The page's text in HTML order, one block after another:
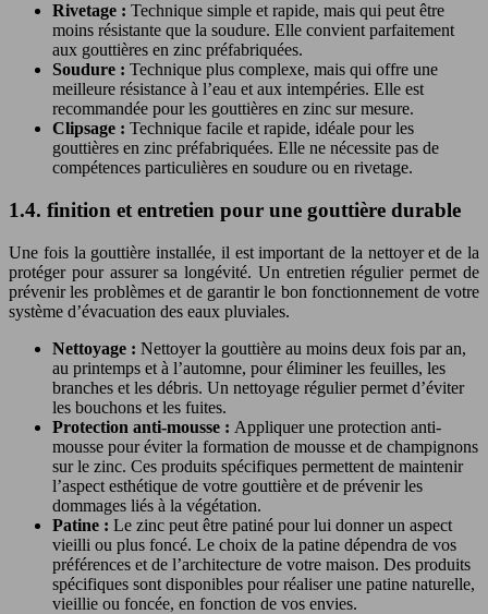
Rivetage : Technique simple et rapide, mais qui peut être
moins résistante que la soudure. Elle convient parfaitement
aux gouttières en zinc préfabriquées.
Soudure : Technique plus complexe, mais qui offre une
meilleure résistance à l’eau et aux intempéries. Elle est
recommandée pour les gouttières en zinc sur mesure.
Clipsage : Technique facile et rapide, idéale pour les
gouttières en zinc préfabriquées. Elle ne nécessite pas de
compétences particulières en soudure ou en rivetage.
1.4. finition et entretien pour une gouttière durable
Une fois la gouttière installée, il est important de la nettoyer et de la
protéger pour assurer sa longévité. Un entretien régulier permet de
prévenir les problèmes et de garantir le bon fonctionnement de votre
système d’évacuation des eaux pluviales.
Nettoyage : Nettoyer la gouttière au moins deux fois par an,
au printemps et à l’automne, pour éliminer les feuilles, les
branches et les débris. Un nettoyage régulier permet d’éviter
les bouchons et les fuites.
Protection anti-mousse : Appliquer une protection anti-
mousse pour éviter la formation de mousse et de champignons
sur le zinc. Ces produits spécifiques permettent de maintenir
l’aspect esthétique de votre gouttière et de prévenir les
dommages liés à la végétation.
Patine : Le zinc peut être patiné pour lui donner un aspect
vieilli ou plus foncé. Le choix de la patine dépendra de vos
préférences et de l’architecture de votre maison. Des produits
spécifiques sont disponibles pour réaliser une patine naturelle,
vieillie ou foncée, en fonction de vos envies.